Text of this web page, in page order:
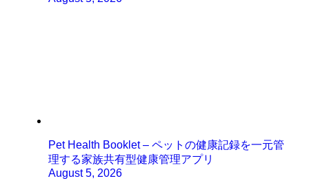
Pet Health Booklet – ペットの健康記録を一元管
理する家族共有型健康管理アプリ
August 5, 2026